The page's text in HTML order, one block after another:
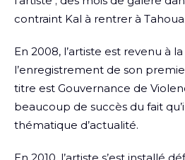
contraint Kal à rentrer à Tahoua.
En 2008, l’artiste est revenu à
l’enregistrement de son
titre est Gouvernance de
beaucoup de succès du fait
thématique d’actualité.